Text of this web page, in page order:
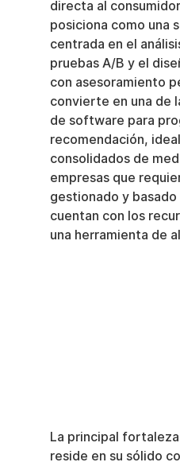
directa al consumidor
posiciona como una
centrada en el
pruebas A/B y el
con asesoramiento
convierte en una de
de software para
recomendación,
consolidados de
empresas que
gestionado y
cuentan con los
una herramienta de
La principal
reside en su sólido